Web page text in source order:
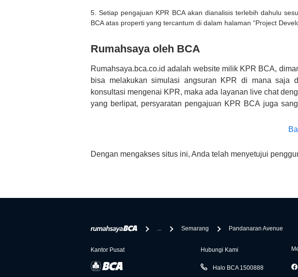
5. Setiap pengajuan KPR BCA akan dianalisis terlebih dahulu
BCA atas properti yang tercantum di dalam halaman “Project
Rumahsaya oleh BCA
Rumahsaya.bca.co.id adalah website milik KPR BCA,
bisa melakukan simulasi angsuran KPR di mana saja
konsultasi mengenai KPR, maka ada layanan live chat
yang berlipat, persyaratan pengajuan KPR BCA juga
informasi yang rekanan berikan selain yang bisa di
Dengan mengakses situs ini, Anda telah menyetujui
... Semarang Pandanaran Avenue
Kantor Pusat Hubungi Kami
Halo BCA 1500888